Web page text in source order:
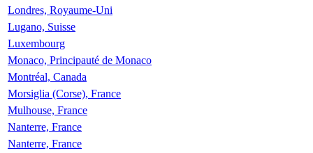
Londres, Royaume-Uni
Lugano, Suisse
Luxembourg
Monaco, Principauté de Monaco
Montréal, Canada
Morsiglia (Corse), France
Mulhouse, France
Nanterre, France
Nanterre, France